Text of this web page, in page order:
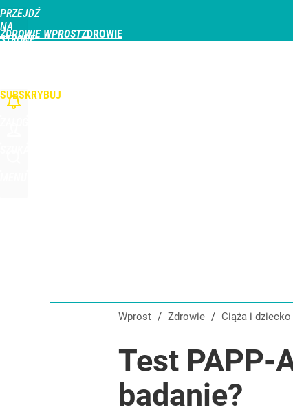
PRZEJDŹ
NA
STRONĘ
ZDROWIE WPROST
SUBSKRYBUJ
Wprost / Zdrowie / Ciąża i dziecko
Test PAPP-
badanie?